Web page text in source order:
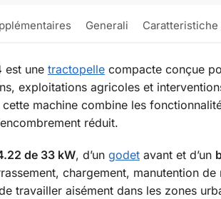
Generali
est une tractopellecompacte conçue
exploitations agricoles et
cette machine combine les
réduit.
de 33 kW, d’un godetavant et d’un
chargement, manutention
travailler aisément dans les zones